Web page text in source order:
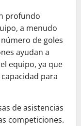
profundo
a menudo
de goles
ayudan a
equipo, ya que
para
de asistencias
competiciones.